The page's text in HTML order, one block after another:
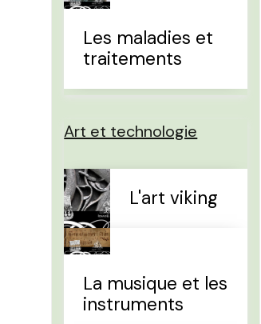
Les maladies et
traitements
Art et technologie
L'art viking
La musique et les
instruments